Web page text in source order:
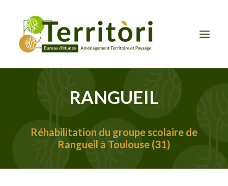
ACCUEIL
NOS PRESTATIONS
RANGUEIL
Réhabilitation du groupe scolaire de
Rangueil à Toulouse (31)